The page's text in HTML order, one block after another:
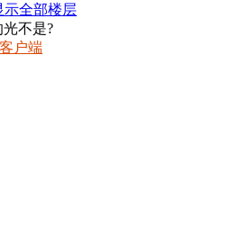
示全部楼层
不是?
户端